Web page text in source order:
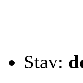
Stav: